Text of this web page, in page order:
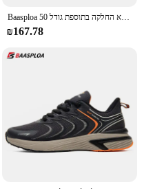
Baasploa גברים נעלי ספורט רשת נשיפה נעלי ספורט לגברים אופנתיות קלות משקל מזדמנים ללא החלקה בתוספת גודל 50
₪167.78